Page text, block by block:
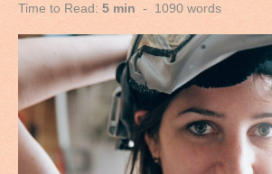
Time to Read: 5 min - 1090 words